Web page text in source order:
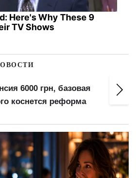
Here's Why These 9
TV Shows
6000 грн, базовая
коснется реформа